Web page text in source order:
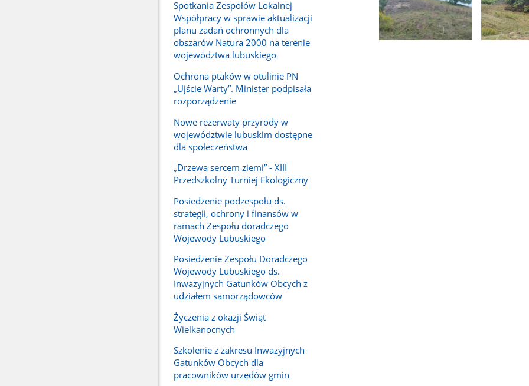
Spotkania Zespołów Lokalnej
Współpracy w sprawie aktualizacji
planu zadań ochronnych dla
obszarów Natura 2000 na terenie
województwa lubuskiego
Ochrona ptaków w otulinie PN
„Ujście Warty”. Minister podpisała
rozporządzenie
Nowe rezerwaty przyrody w
województwie lubuskim dostępne
dla społeczeństwa
„Drzewa sercem ziemi” - XIII
Przedszkolny Turniej Ekologiczny
Posiedzenie podzespołu ds.
strategii, ochrony i finansów w
ramach Zespołu doradczego
Wojewody Lubuskiego
Posiedzenie Zespołu Doradczego
Wojewody Lubuskiego ds.
Inwazyjnych Gatunków Obcych z
udziałem samorządowców
Życzenia z okazji Świąt
Wielkanocnych
Szkolenie z zakresu Inwazyjnych
Gatunków Obcych dla
pracowników urzędów gmin